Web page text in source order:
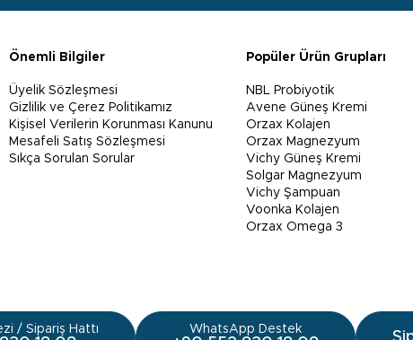
Önemli Bilgiler
Üyelik Sözleşmesi
Gizlilik ve Çerez Politikamız
Kişisel Verilerin Korunması Kanunu
Mesafeli Satış Sözleşmesi
Sıkça Sorulan Sorular
Popüler Ürün Grupları
NBL Probiyotik
Avene Güneş Kremi
Orzax Kolajen
Orzax Magnezyum
Vichy Güneş Kremi
Solgar Magnezyum
Vichy Şampuan
Voonka Kolajen
Orzax Omega 3
/ Sipariş Hattı WhatsApp Destek